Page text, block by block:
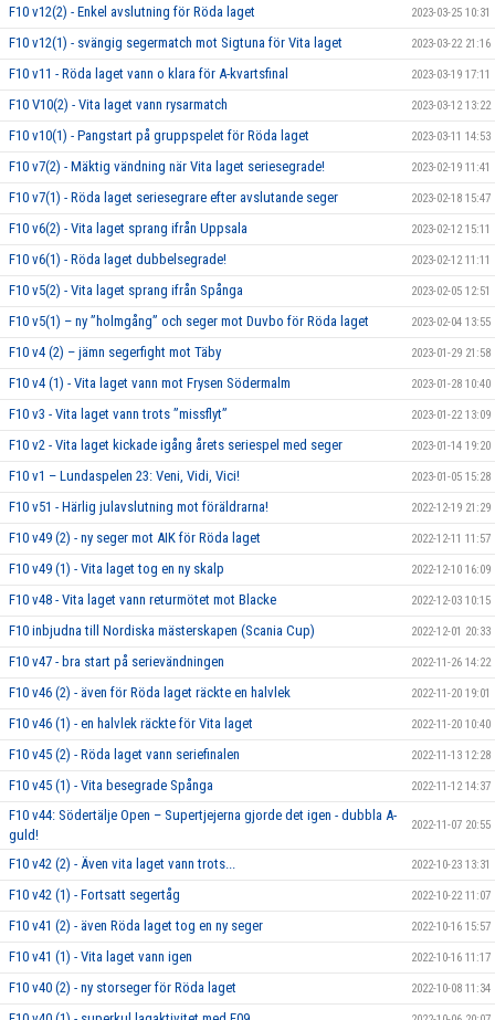
F10 v12(2) - Enkel avslutning för Röda laget 2023-03-25 10:31
F10 v12(1) - svängig segermatch mot Sigtuna för Vita laget 2023-03-22 21:16
F10 v11 - Röda laget vann o klara för A-kvartsfinal 2023-03-19 17:11
F10 V10(2) - Vita laget vann rysarmatch 2023-03-12 13:22
F10 v10(1) - Pangstart på gruppspelet för Röda laget 2023-03-11 14:53
F10 v7(2) - Mäktig vändning när Vita laget seriesegrade! 2023-02-19 11:41
F10 v7(1) - Röda laget seriesegrare efter avslutande seger 2023-02-18 15:47
F10 v6(2) - Vita laget sprang ifrån Uppsala 2023-02-12 15:11
F10 v6(1) - Röda laget dubbelsegrade! 2023-02-12 11:11
F10 v5(2) - Vita laget sprang ifrån Spånga 2023-02-05 12:51
F10 v5(1) – ny ”holmgång” och seger mot Duvbo för Röda laget 2023-02-04 13:55
F10 v4 (2) – jämn segerfight mot Täby 2023-01-29 21:58
F10 v4 (1) - Vita laget vann mot Frysen Södermalm 2023-01-28 10:40
F10 v3 - Vita laget vann trots ”missflyt” 2023-01-22 13:09
F10 v2 - Vita laget kickade igång årets seriespel med seger 2023-01-14 19:20
F10 v1 – Lundaspelen 23: Veni, Vidi, Vici! 2023-01-05 15:28
F10 v51 - Härlig julavslutning mot föräldrarna! 2022-12-19 21:29
F10 v49 (2) - ny seger mot AIK för Röda laget 2022-12-11 11:57
F10 v49 (1) - Vita laget tog en ny skalp 2022-12-10 16:09
F10 v48 - Vita laget vann returmötet mot Blacke 2022-12-03 10:15
F10 inbjudna till Nordiska mästerskapen (Scania Cup) 2022-12-01 20:33
F10 v47 - bra start på serievändningen 2022-11-26 14:22
F10 v46 (2) - även för Röda laget räckte en halvlek 2022-11-20 19:01
F10 v46 (1) - en halvlek räckte för Vita laget 2022-11-20 10:40
F10 v45 (2) - Röda laget vann seriefinalen 2022-11-13 12:28
F10 v45 (1) - Vita besegrade Spånga 2022-11-12 14:37
F10 v44: Södertälje Open – Supertjejerna gjorde det igen - dubbla A-
guld!
2022-11-07 20:55
F10 v42 (2) - Även vita laget vann trots... 2022-10-23 13:31
F10 v42 (1) - Fortsatt segertåg 2022-10-22 11:07
F10 v41 (2) - även Röda laget tog en ny seger 2022-10-16 15:57
F10 v41 (1) - Vita laget vann igen 2022-10-16 11:17
F10 v40 (2) - ny storseger för Röda laget 2022-10-08 11:34